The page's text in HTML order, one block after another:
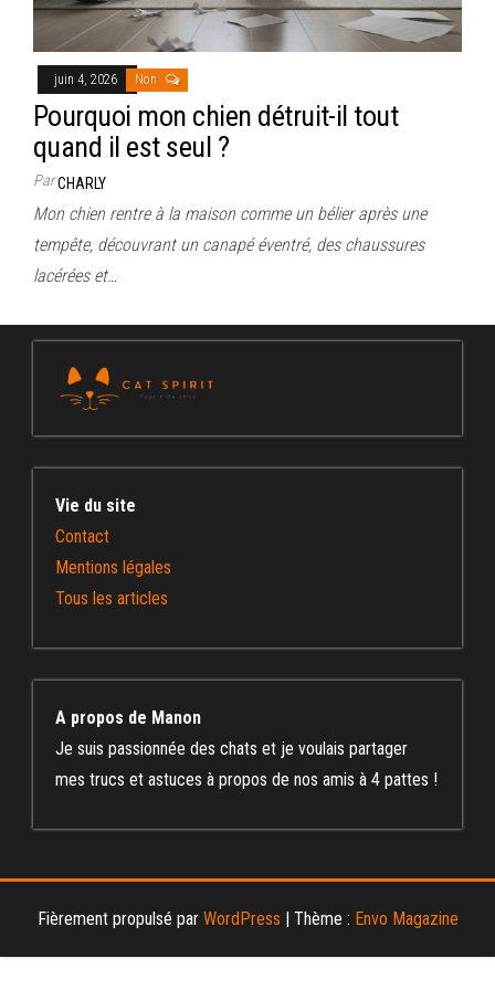
juin 4, 2026 Non
Pourquoi mon chien détruit-il tout
quand il est seul ?
ParCHARLY
Mon chien rentre à la maison comme un bélier après une
tempête, découvrant un canapé éventré, des chaussures
lacérées et…
Vie du site
Contact
Mentions légales
Tous les articles
A propos de Manon
Je suis passionnée des chats et je voulais partager
mes trucs et astuces à propos de nos amis à 4 pattes !
Fièrement propulsé par WordPress Thème : Envo Magazine